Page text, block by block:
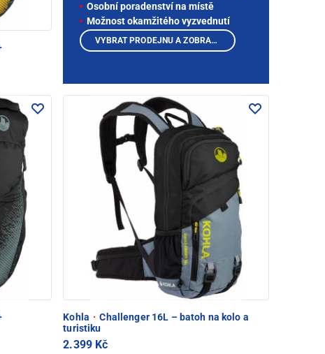
Kohla · Challenger 16L – batoh na kolo a
turistiku
2.399 Kč
Osobní poradenství na místě
Možnost okamžitého vyzvednutí
VYBRAT PRODEJNU A ZOBRAZIT PRODUKTY